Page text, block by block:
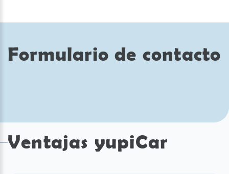
Formulario de contacto
Ventajas yupiCar